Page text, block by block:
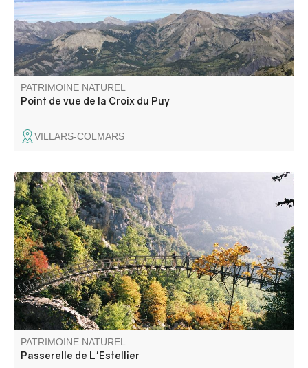
PATRIMOINE NATUREL
Point de vue de la Croix du Puy
VILLARS-COLMARS
Passerelle piétonne au dessus du Verdon qui permettait
de traverser d'une rive à l'autre, du Var aux Alpes de
Hautes Provence.
PATRIMOINE NATUREL
Passerelle de L'Estellier